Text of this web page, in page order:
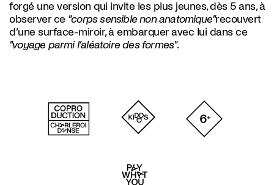
forgé une version qui invite les plus jeunes, dès 5 ans, à
observer ce "corps sensible non anatomique"recouvert
d’une surface-miroir, à embarquer avec lui dans ce
"voyage parmi l’aléatoire des formes".